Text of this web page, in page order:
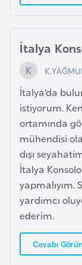
İtalya
İtalya’da
istiyorum.
ortamında
mühendisi
dışı
İtalya
yapmalıyım.
yardımcı
ederim.
Cevabı
t
a
n
B
u
r
k
i
n
a
F
a
s
o